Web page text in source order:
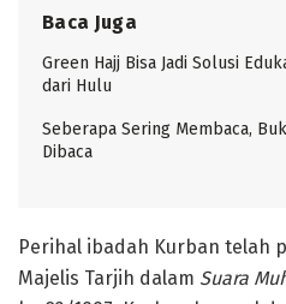
Baca Juga
Green Hajj Bisa Jadi Solusi
dari Hulu
Seberapa Sering Membaca,
Dibaca
Perihal ibadah Kurban telah
Majelis Tarjih dalam Suara